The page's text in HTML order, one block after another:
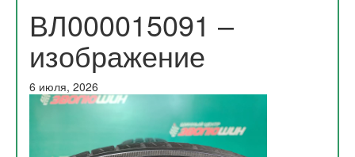
ВЛ000015091 –
изображение
6 июля, 2026